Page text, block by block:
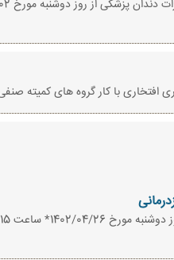
افتخاری با کار گروه های کمیته